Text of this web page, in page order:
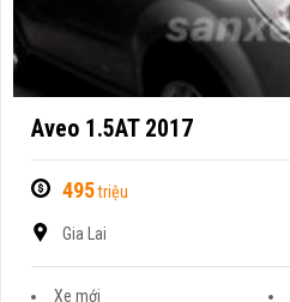
Aveo 1.5AT 2017
495triệu
Gia Lai
Xe mới